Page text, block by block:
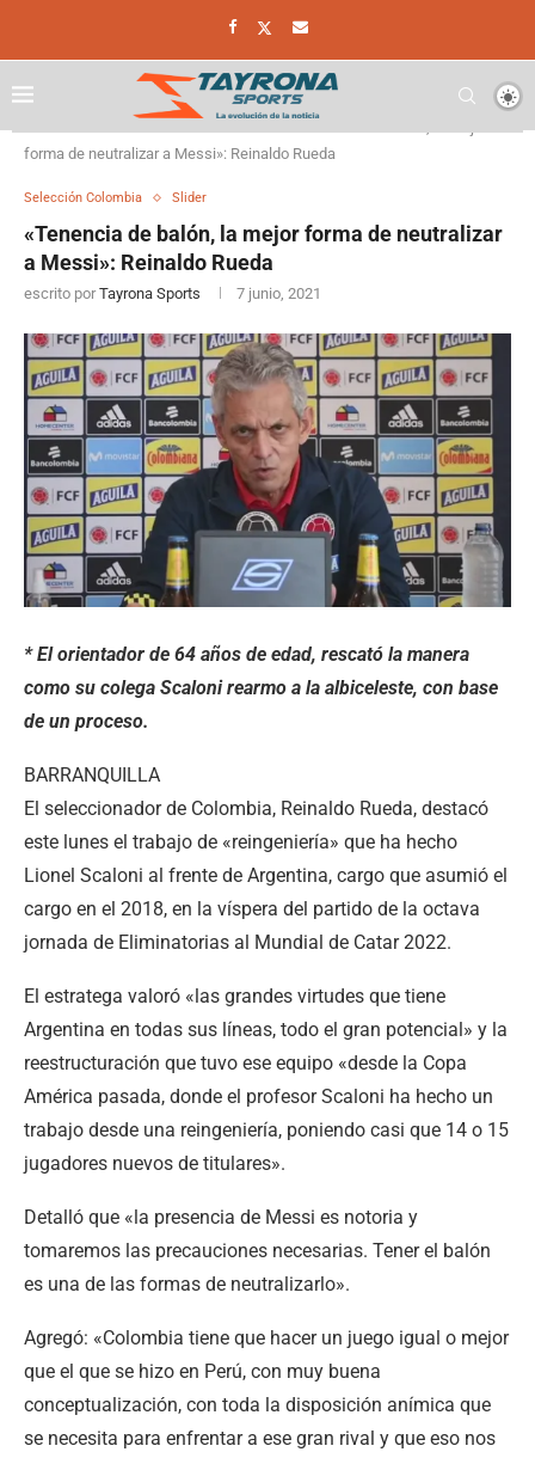
forma de neutralizar a Messi»: Reinaldo Rueda
Selección Colombia Slider
«Tenencia de balón, la mejor forma de neutralizar
a Messi»: Reinaldo Rueda
escrito por Tayrona Sports 7 junio, 2021
* El orientador de 64 años de edad, rescató la manera
como su colega Scaloni rearmo a la albiceleste, con base
de un proceso.
BARRANQUILLA
El seleccionador de Colombia, Reinaldo Rueda, destacó
este lunes el trabajo de «reingeniería» que ha hecho
Lionel Scaloni al frente de Argentina, cargo que asumió el
cargo en el 2018, en la víspera del partido de la octava
jornada de Eliminatorias al Mundial de Catar 2022.
El estratega valoró «las grandes virtudes que tiene
Argentina en todas sus líneas, todo el gran potencial» y la
reestructuración que tuvo ese equipo «desde la Copa
América pasada, donde el profesor Scaloni ha hecho un
trabajo desde una reingeniería, poniendo casi que 14 o 15
jugadores nuevos de titulares».
Detalló que «la presencia de Messi es notoria y
tomaremos las precauciones necesarias. Tener el balón
es una de las formas de neutralizarlo».
Agregó: «Colombia tiene que hacer un juego igual o mejor
que el que se hizo en Perú, con muy buena
conceptualización, con toda la disposición anímica que
se necesita para enfrentar a ese gran rival y que eso nos